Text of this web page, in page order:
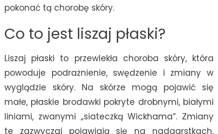
pokonać tą chorobę skóry.
Co to jest liszaj płaski?
Liszaj płaski to przewlekła choroba skóry, która
powoduje podrażnienie, swędzenie i zmiany w
wyglądzie skóry. Na skórze mogą pojawić się
małe, płaskie brodawki pokryte drobnymi, białymi
liniami, zwanymi „siateczką Wickhama”. Zmiany
te zazwyczaj pojawiają się na nadgarstkach,